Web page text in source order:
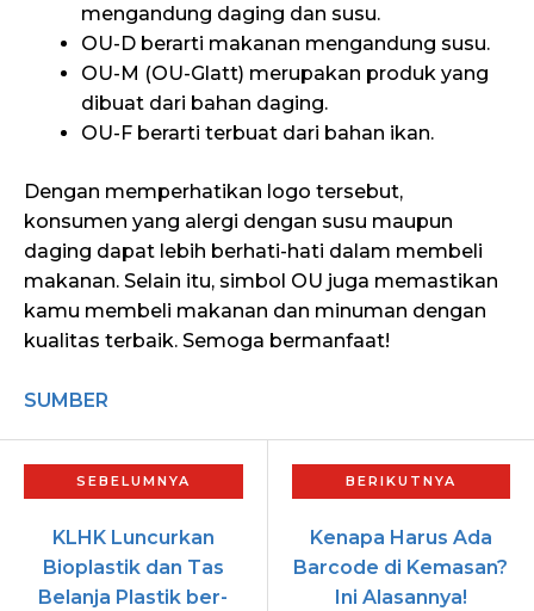
mengandung daging dan susu.
OU-D berarti makanan mengandung susu.
OU-M (OU-Glatt) merupakan produk yang
dibuat dari bahan daging.
OU-F berarti terbuat dari bahan ikan.
Dengan memperhatikan logo tersebut,
konsumen yang alergi dengan susu maupun
daging dapat lebih berhati-hati dalam membeli
makanan. Selain itu, simbol OU juga memastikan
kamu membeli makanan dan minuman dengan
kualitas terbaik. Semoga bermanfaat!
SUMBER
KLHK Luncurkan
Bioplastik dan Tas
Belanja Plastik ber-
Kenapa Harus Ada
Barcode di Kemasan?
Ini Alasannya!